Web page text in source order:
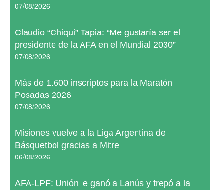
07/08/2026
Claudio “Chiqui” Tapia: “Me gustaría ser el
presidente de la AFA en el Mundial 2030”
07/08/2026
Más de 1.600 inscriptos para la Maratón
Posadas 2026
07/08/2026
Misiones vuelve a la Liga Argentina de
Básquetbol gracias a Mitre
06/08/2026
AFA-LPF: Unión le ganó a Lanús y trepó a la